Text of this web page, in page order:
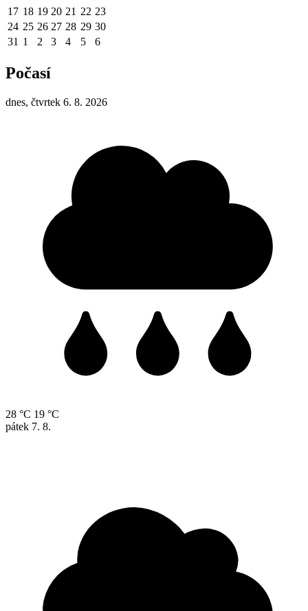
17 18 19 20 21 22 23
24 25 26 27 28 29 30
31 1 2 3 4 5 6
Počasí
dnes, čtvrtek 6. 8. 2026
28 °C 19 °C
pátek 7. 8.